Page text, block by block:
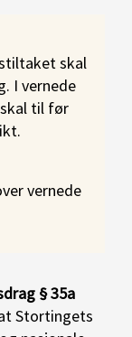
skal
I vernede
til før
vernede
§ 35a
Stortingets